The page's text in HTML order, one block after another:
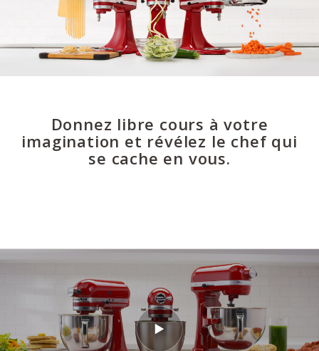
Donnez libre cours à votre
imagination et révélez le chef qui
se cache en vous.